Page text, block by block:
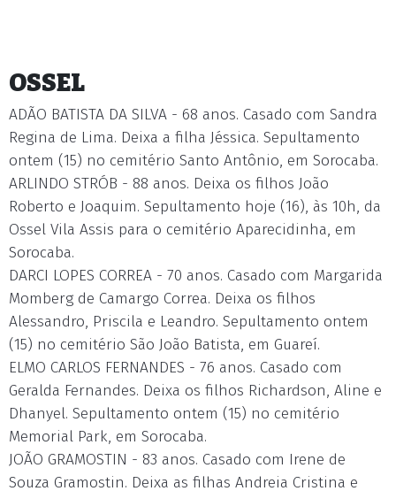
OSSEL
ADÃO BATISTA DA SILVA - 68 anos. Casado com Sandra
Regina de Lima. Deixa a filha Jéssica. Sepultamento
ontem (15) no cemitério Santo Antônio, em Sorocaba.
ARLINDO STRÓB - 88 anos. Deixa os filhos João
Roberto e Joaquim. Sepultamento hoje (16), às 10h, da
Ossel Vila Assis para o cemitério Aparecidinha, em
Sorocaba.
DARCI LOPES CORREA - 70 anos. Casado com Margarida
Momberg de Camargo Correa. Deixa os filhos
Alessandro, Priscila e Leandro. Sepultamento ontem
(15) no cemitério São João Batista, em Guareí.
ELMO CARLOS FERNANDES - 76 anos. Casado com
Geralda Fernandes. Deixa os filhos Richardson, Aline e
Dhanyel. Sepultamento ontem (15) no cemitério
Memorial Park, em Sorocaba.
JOÃO GRAMOSTIN - 83 anos. Casado com Irene de
Souza Gramostin. Deixa as filhas Andreia Cristina e